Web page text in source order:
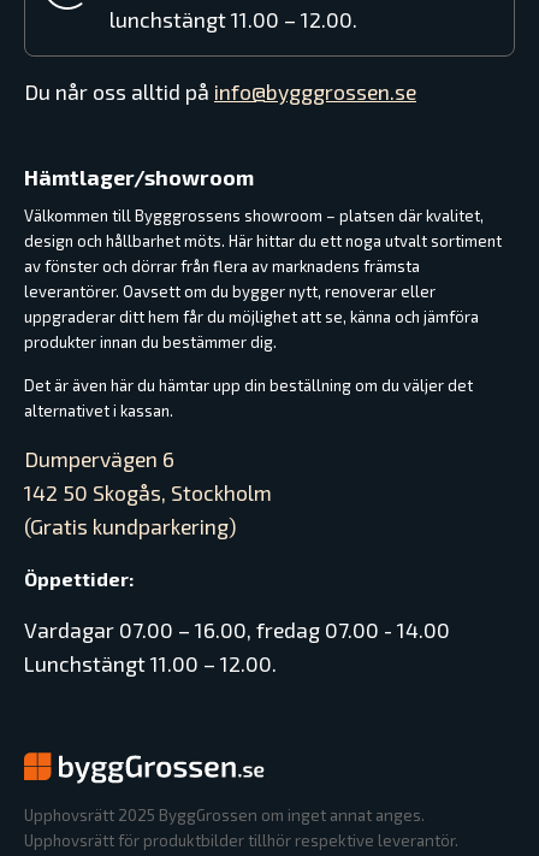
lunchstängt 11.00 – 12.00.
Du når oss alltid på info@bygggrossen.se
Hämtlager/showroom
Välkommen till Bygggrossens showroom – platsen där kvalitet,
design och hållbarhet möts. Här hittar du ett noga utvalt sortiment
av fönster och dörrar från flera av marknadens främsta
leverantörer. Oavsett om du bygger nytt, renoverar eller
uppgraderar ditt hem får du möjlighet att se, känna och jämföra
produkter innan du bestämmer dig.
Det är även här du hämtar upp din beställning om du väljer det
alternativet i kassan.
Dumpervägen 6
142 50 Skogås, Stockholm
(Gratis kundparkering)
Öppettider:
Vardagar 07.00 – 16.00, fredag 07.00 - 14.00
Lunchstängt 11.00 – 12.00.
Upphovsrätt 2025 ByggGrossen om inget annat anges.
Upphovsrätt för produktbilder tillhör respektive leverantör.